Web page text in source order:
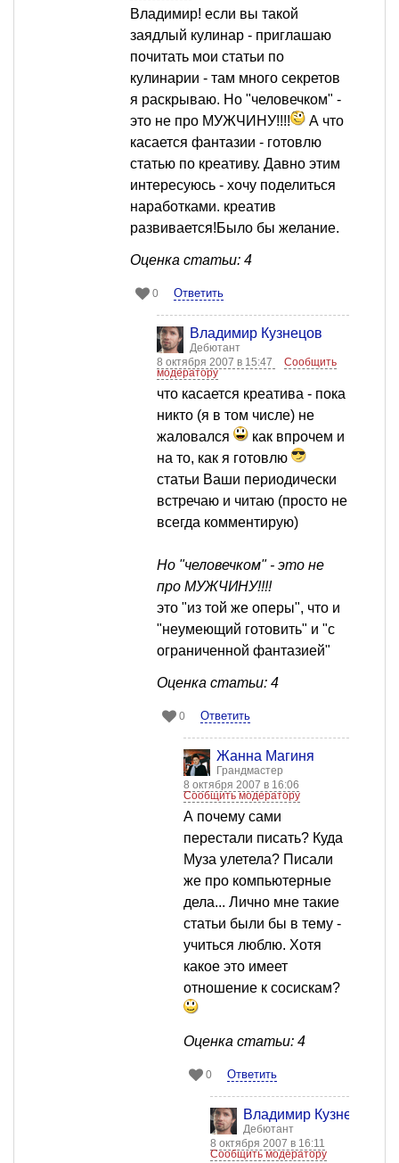
Владимир! если вы такой
заядлый кулинар - приглашаю
почитать мои статьи по
кулинарии - там много секретов
я раскрываю. Но "человечком" -
это не про МУЖЧИНУ!!!!
А что
касается фантазии - готовлю
статью по креативу. Давно этим
интересуюсь - хочу поделиться
наработками. креатив
развивается!Было бы желание.
Оценка статьи: 4
0 Ответить
Владимир Кузнецов
Дебютант
8 октября 2007 в 15:47
Сообщить
модератору
что касается креатива - пока
никто (я в том числе) не
жаловался
как впрочем и
на то, как я готовлю
статьи Ваши периодически
встречаю и читаю (просто не
всегда комментирую)
Но "человечком" - это не
про МУЖЧИНУ!!!!
это "из той же оперы", что и
"неумеющий готовить" и "с
ограниченной фантазией"
Оценка статьи: 4
0 Ответить
Жанна Магиня
Грандмастер
8 октября 2007 в 16:06
Сообщить модератору
А почему сами
перестали писать? Куда
Муза улетела? Писали
же про компьютерные
дела... Лично мне такие
статьи были бы в тему -
учиться люблю. Хотя
какое это имеет
отношение к сосискам?
Оценка статьи: 4
0 Ответить
Владимир Кузнецов
Дебютант
8 октября 2007 в 16:11
Сообщить модератору